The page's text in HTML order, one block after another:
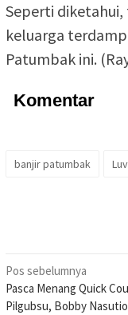
Seperti
keluarga
Patumbak ini.
Komentar
banjir patumbak
Navigasi
pos
Pos sebelumnya
Pasca Menang Quick
Pilgubsu, Bobby